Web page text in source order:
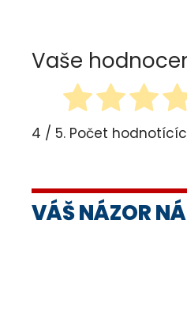
Vaše
4 / 5. Počet
VÁŠ NÁZOR